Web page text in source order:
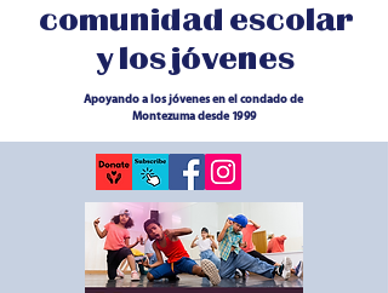
comunidad escolar
y los jóvenes
Apoyando a los jóvenes en el condado de
Montezuma desde 1999